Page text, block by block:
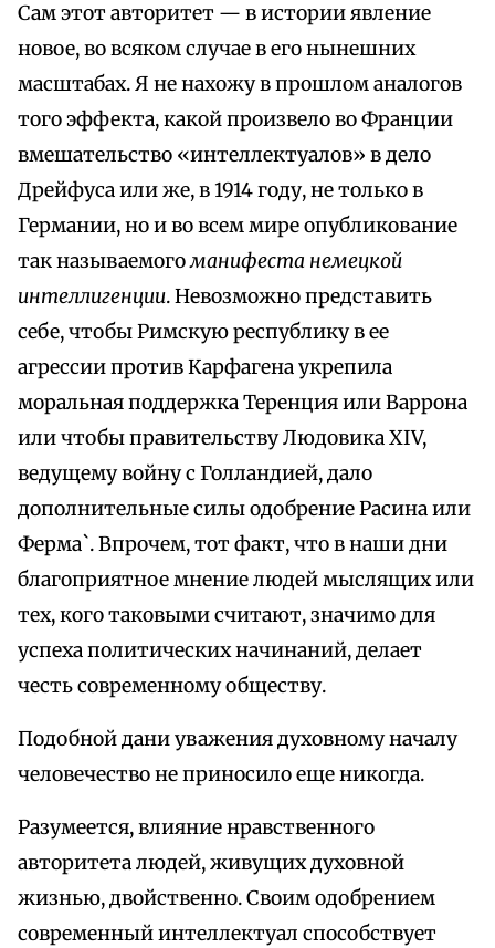
Сам этот авторитет — в истории явление
новое, во всяком случае в его нынешних
масштабах. Я не нахожу в прошлом аналогов
того эффекта, какой произвело во Франции
вмешательство «интеллектуалов» в дело
Дрейфуса или же, в 1914 году, не только в
Германии, но и во всем мире опубликование
так называемогоманифеста немецкой
интеллигенции. Невозможно представить
себе, чтобы Римскую республику в ее
агрессии против Карфагена укрепила
моральная поддержка Теренция или Варрона
или чтобы правительству Людовика XIV,
ведущему войну с Голландией, дало
дополнительные силы одобрение Расина или
Ферма`. Впрочем, тот факт, что в наши дни
благоприятное мнение людей мыслящих или
тех, кого таковыми считают, значимо для
успеха политических начинаний, делает
честь современному обществу.
Подобной дани уважения духовному началу
человечество не приносило еще никогда.
Разумеется, влияние нравственного
авторитета людей, живущих духовной
жизнью, двойственно. Своим одобрением
современный интеллектуал способствует